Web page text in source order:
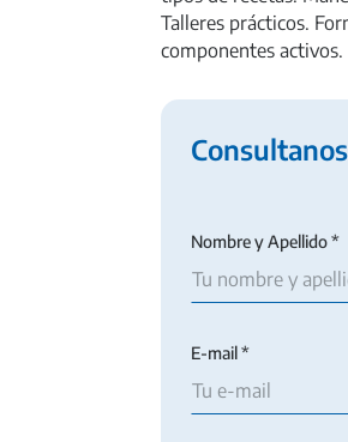
Talleres prácticos.
componentes activos.
Consultanos
Nombre y Apellido *
E-mail *